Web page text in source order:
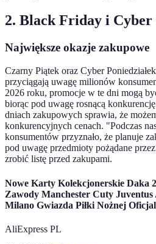
2. Black Friday i Cyber
Największe okazje zakupowe
Czarny Piątek oraz Cyber
przyciągają uwagę milionów
2026 roku, promocje w te dni mogą
biorąc pod uwagę rosnącą
dniach zakupowych sprawia, że
konkurencyjnych cenach. "Podczas
konsumentów przyznało, że planuje
pod uwagę przedmioty pożądane
zrobić listę przed zakupami.
Nowe Karty Kolekcjonerskie Daka
Zawody Manchester Cuty
Milano Gwiazda Piłki Nożnej
AliExpress PL